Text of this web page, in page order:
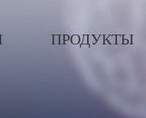
ПРОДУКТЫ
한국의